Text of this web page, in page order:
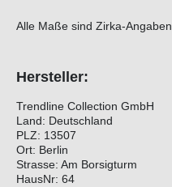
Alle Maße sind Zirka-Angaben
Hersteller:
Trendline Collection GmbH
Land: Deutschland
PLZ: 13507
Ort: Berlin
Strasse: Am Borsigturm
HausNr: 64